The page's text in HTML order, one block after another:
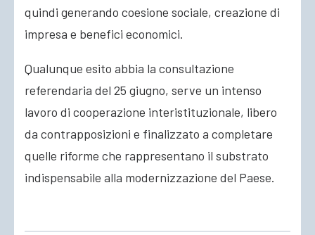
quindi generando coesione sociale, creazione di
impresa e benefici economici.
Qualunque esito abbia la consultazione
referendaria del 25 giugno, serve un intenso
lavoro di cooperazione interistituzionale, libero
da contrapposizioni e finalizzato a completare
quelle riforme che rappresentano il substrato
indispensabile alla modernizzazione del Paese.